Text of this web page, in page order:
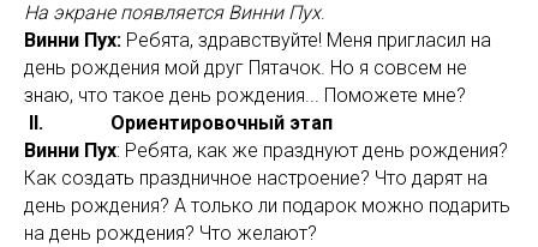
На экране появляется Винни Пух.
Винни Пух: Ребята, здравствуйте! Меня пригласил на
день рождения мой друг Пятачок. Но я совсем не
знаю, что такое день рождения... Поможете мне?
II. Ориентировочный этап
Винни Пух: Ребята, как же празднуют день рождения?
Как создать праздничное настроение? Что дарят на
день рождения? А только ли подарок можно подарить
на день рождения? Что желают?